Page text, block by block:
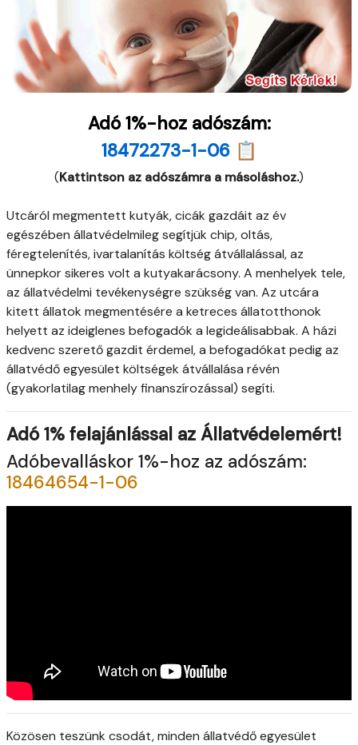
Adó 1%-hoz adószám:
18472273-1-06 📋
(Kattintson az adószámra a másoláshoz.)
Utcáról megmentett kutyák, cicák gazdáit az év
egészében állatvédelmileg segítjük chip, oltás,
féregtelenítés, ivartalanítás költség átvállalással, az
ünnepkor sikeres volt a kutyakarácsony. A menhelyek tele,
az állatvédelmi tevékenységre szükség van. Az utcára
kitett állatok megmentésére a ketreces állatotthonok
helyett az ideiglenes befogadók a legideálisabbak. A házi
kedvenc szerető gazdit érdemel, a befogadókat pedig az
állatvédő egyesület költségek átvállalása révén
(gyakorlatilag menhely finanszírozással) segíti.
Adó 1% felajánlással az Állatvédelemért!
Adóbevalláskor 1%-hoz az adószám:
18464654-1-06
Közösen teszünk csodát, minden állatvédő egyesület